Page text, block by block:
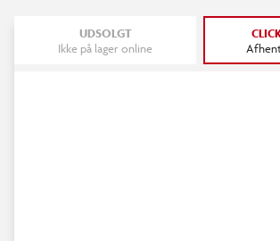
UDSOLGT
Ikke på lager online